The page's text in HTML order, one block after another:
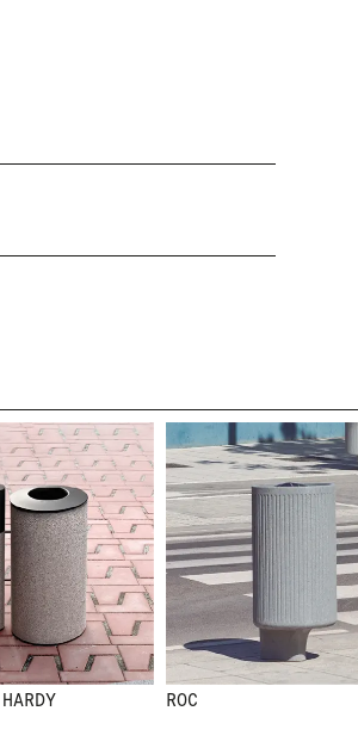
ROC
WE ARE MOLINS